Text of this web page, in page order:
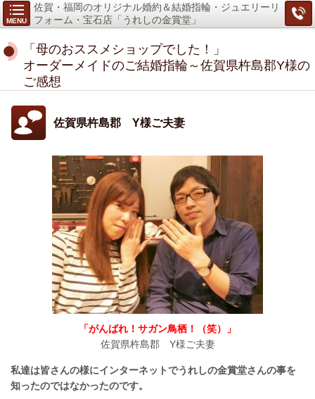
MENU
佐賀・福岡のオリジナル婚約＆結婚指輪・ジュエリーリ
フォーム・宝石店「うれしの金賞堂」
「母のおススメショップでした！」
オーダーメイドのご結婚指輪～佐賀県杵島郡Y様の
ご感想
佐賀県杵島郡 Y様ご夫妻
「がんばれ！サガン鳥栖！（笑）」
佐賀県杵島郡 Y様ご夫妻
私達は皆さんの様にインターネットでうれしの金賞堂さんの事を
知ったのではなかったのです。